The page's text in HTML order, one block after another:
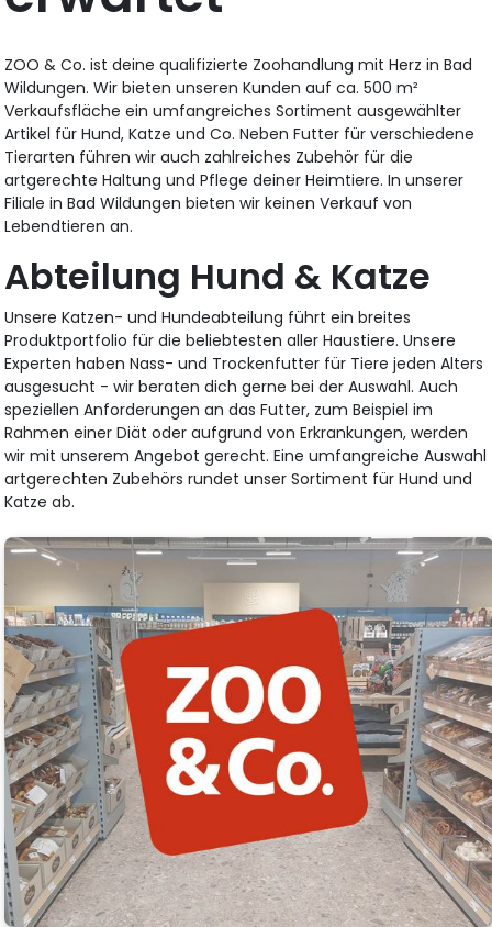
ZOO & Co. ist deine qualifizierte Zoohandlung mit Herz in Bad
Wildungen. Wir bieten unseren Kunden auf ca. 500 m²
Verkaufsfläche ein umfangreiches Sortiment ausgewählter
Artikel für Hund, Katze und Co. Neben Futter für verschiedene
Tierarten führen wir auch zahlreiches Zubehör für die
artgerechte Haltung und Pflege deiner Heimtiere. In unserer
Filiale in Bad Wildungen bieten wir keinen Verkauf von
Lebendtieren an.
Abteilung Hund & Katze
Unsere Katzen- und Hundeabteilung führt ein breites
Produktportfolio für die beliebtesten aller Haustiere. Unsere
Experten haben Nass- und Trockenfutter für Tiere jeden Alters
ausgesucht - wir beraten dich gerne bei der Auswahl. Auch
speziellen Anforderungen an das Futter, zum Beispiel im
Rahmen einer Diät oder aufgrund von Erkrankungen, werden
wir mit unserem Angebot gerecht. Eine umfangreiche Auswahl
artgerechten Zubehörs rundet unser Sortiment für Hund und
Katze ab.